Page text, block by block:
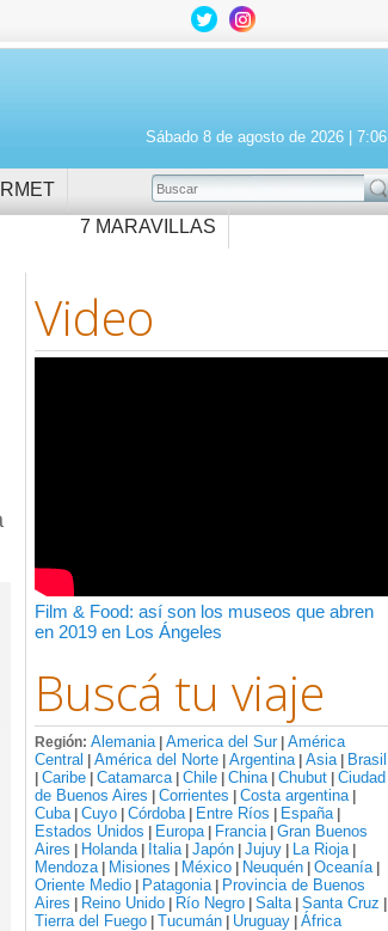
Sábado 8 de agosto de 2026 | 7:06
BUSCAR
7 MARAVILLAS
Video
Film & Food: así son los museos que abren
en 2019 en Los Ángeles
Buscá tu viaje
Región: Alemania| America del Sur| América
Central
América del Norte Argentina| Asia| Brasil
Caribe Catamarca| Chile China| Chubut Ciudad
de Buenos Aires
Corrientes Costa argentina|
Cuba| Cuyo Córdoba| Entre Ríos España|
Estados Unidos Europa| Francia| Gran Buenos
Aires
Holanda| Italia| Japón Jujuy La Rioja|
Mendoza| Misiones México Neuquén Oceanía|
Oriente Medio Patagonia|
Provincia de Buenos
Aires
Reino Unido Río Negro Salta| Santa Cruz
Tierra del Fuego Tucumán Uruguay África